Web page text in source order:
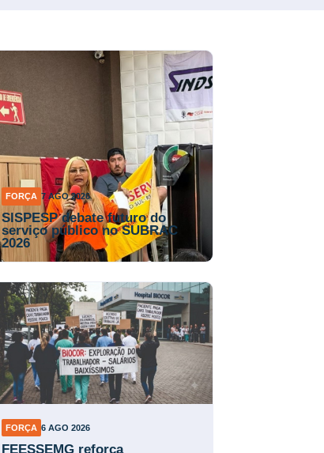
7 AGO 2026
SISPESP debate futuro do
serviço público no SUBRAC
2026